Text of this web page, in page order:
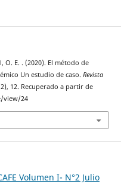
O. E. . (2020). El método de
Un estudio de caso. Revista
12. Recuperado a partir de
view/24
Volumen I- N°2 Julio